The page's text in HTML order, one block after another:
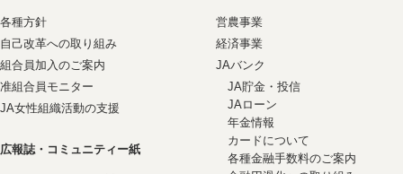
各種方針
自己改革への取り組み
組合員加入のご案内
准組合員モニター
JA女性組織活動の支援
広報誌・コミュニティー紙
営農事業
経済事業
JAバンク
JA貯金・投信
JAローン
年金情報
カードについて
各種金融手数料のご案内